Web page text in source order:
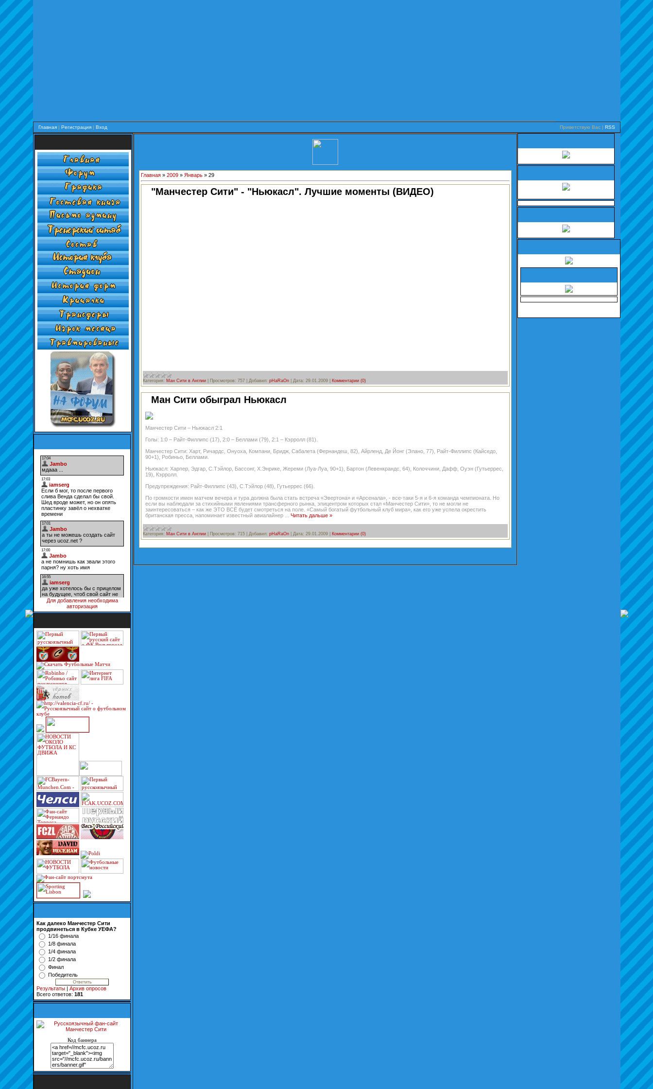
Главная | Регистрация | Вход Приветствую Вас | RSS
Для добавления необходима
авторизация
Как далеко Манчестер Сити
продвинеться в Кубке УЕФА?
1/16 финала
1/8 финала
1/4 финала
1/2 финала
Финал
Победитель
Результаты | Архив опросов
Всего ответов: 181
Код баннера
Главная » 2009 » Январь » 29
"Манчестер Сити" - "Ньюкасл". Лучшие моменты (ВИДЕО)
Категория: Ман Сити в Англии Просмотров: 757 Добавил: pHaRaOn Дата: 29.01.2009 Комментарии (0)
Ман Сити обыграл Ньюкасл
Манчестер Сити – Ньюкасл 2:1
Голы: 1:0 – Райт-Филлипс (17), 2:0 – Беллами (79), 2:1 – Кэрролл (81).
Манчестер Сити: Харт, Ричардс, Онуоха, Компани, Бридж, Сабалета (Фернандеш, 82), Айрленд, Де Йонг (Элано, 77), Райт-Филлипс (Кайседо,
90+1), Робиньо, Беллами.
Ньюкасл: Харпер, Эдгар, С.Тэйлор, Бассонг, Х.Энрике, Жереми (Луа-Луа, 90+1), Бартон (Левенкрандс, 64), Колоччини, Дафф, Оуэн (Гутьеррес,
19), Кэрролл.
Предупреждения: Райт-Филлипс (43), С.Тэйлор (48), Гутьеррес (66).
По громкости имен матчем вечера и тура должна была стать встреча «Эвертона» и «Арсенала», - все-таки 5-я и 6-я команда чемпионата. Но
если вы наблюдали за стихийными явлениями трансферного рынка, эпицентром которых стал «Манчестер Сити», то не могли не
заинтересоваться – как же ЭТО ВСЁ будет смотреться на поле. «Самый богатый футбольный клуб мира», как его уже успела окрестить
британская пресса, напоминает известный авиалайнер
Читать дальше »
Категория: Ман Сити в Англии Просмотров: 715 Добавил: pHaRaOn Дата: 29.01.2009 Комментарии (0)